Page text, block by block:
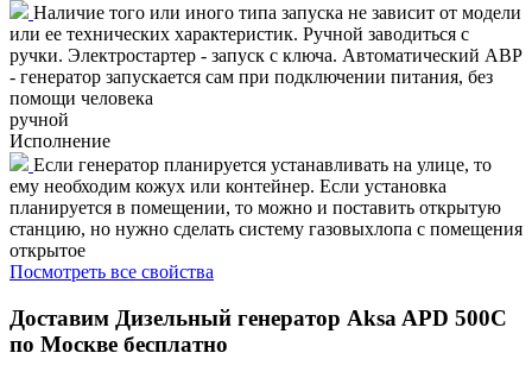
Наличие того или иного типа запуска не зависит от модели
или ее технических характеристик. Ручной заводиться с
ручки. Электростартер - запуск с ключа. Автоматический АВР
- генератор запускается сам при подключении питания, без
помощи человека
ручной
Исполнение
Если генератор планируется устанавливать на улице, то
ему необходим кожух или контейнер. Если установка
планируется в помещении, то можно и поставить открытую
станцию, но нужно сделать систему газовыхлопа с помещения
открытое
Посмотреть все свойства
Доставим Дизельный генератор Aksa APD 500C
по Москве бесплатно